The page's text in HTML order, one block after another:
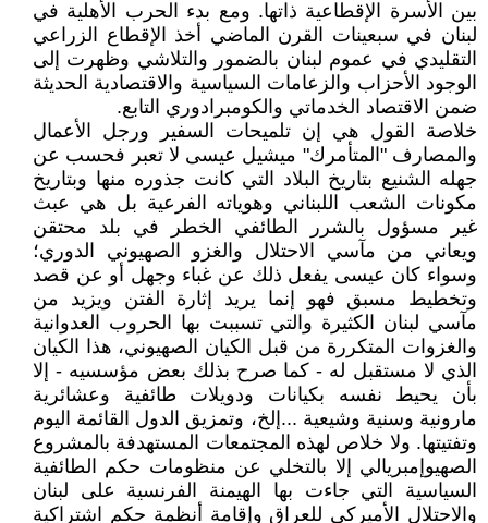
بين الأسرة الإقطاعية ذاتها. ومع بدء الحرب الأهلية في
لبنان في سبعينات القرن الماضي أخذ الإقطاع الزراعي
التقليدي في عموم لبنان بالضمور والتلاشي وظهرت إلى
الوجود الأحزاب والزعامات السياسية والاقتصادية الحديثة
ضمن الاقتصاد الخدماتي والكومبرادوري التابع.
خلاصة القول هي إن تلميحات السفير ورجل الأعمال
والمصارف "المتأمرك" ميشيل عيسى لا تعبر فحسب عن
جهله الشنيع بتاريخ البلاد التي كانت جذوره منها وبتاريخ
مكونات الشعب اللبناني وهوياته الفرعية بل هي عبث
غير مسؤول بالشرر الطائفي الخطر في بلد محتقن
ويعاني من مآسي الاحتلال والغزو الصهيوني الدوري؛
وسواء كان عيسى يفعل ذلك عن غباء وجهل أو عن قصد
وتخطيط مسبق فهو إنما يريد إثارة الفتن ويزيد من
مآسي لبنان الكثيرة والتي تسببت بها الحروب العدوانية
والغزوات المتكررة من قبل الكيان الصهيوني، هذا الكيان
الذي لا مستقبل له - كما صرح بذلك بعض مؤسسيه - إلا
بأن يحيط نفسه بكيانات ودويلات طائفية وعشائرية
مارونية وسنية وشيعية ...إلخ، وتمزيق الدول القائمة اليوم
وتفتيتها. ولا خلاص لهذه المجتمعات المستهدفة بالمشروع
الصهيوإمبريالي إلا بالتخلي عن منظومات حكم الطائفية
السياسية التي جاءت بها الهيمنة الفرنسية على لبنان
والاحتلال الأميركي للعراق وإقامة أنظمة حكم اشتراكية